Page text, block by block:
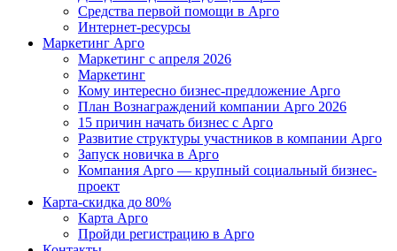
Средства первой помощи в Арго
Интернет-ресурсы
Маркетинг Арго
Маркетинг с апреля 2026
Маркетинг
Кому интересно бизнес-предложение Арго
План Вознаграждений компании Арго 2026
15 причин начать бизнес с Арго
Развитие структуры участников в компании Арго
Запуск новичка в Арго
Компания Арго — крупный социальный бизнес-
проект
Карта-скидка до 80%
Карта Арго
Пройди регистрацию в Арго